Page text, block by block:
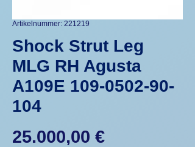
Artikelnummer: 221219
Shock Strut Leg
MLG RH Agusta
A109E 109-0502-90-
104
25.000,00 €Preis